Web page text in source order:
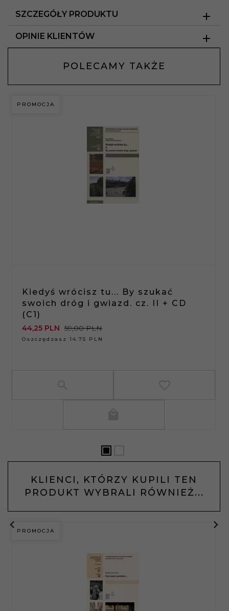
SZCZEGÓŁY PRODUKTU
OPINIE KLIENTÓW
POLECAMY TAKŻE
PROMOCJA
Kiedyś wrócisz tu... By szukać
swoich dróg i gwiazd. cz. II + CD
(C1)
44,25 PLN 59,00 PLN
Oszczędzasz 14.75 PLN
KLIENCI, KTÓRZY KUPILI TEN
PRODUKT WYBRALI RÓWNIEŻ...
PROMOCJA